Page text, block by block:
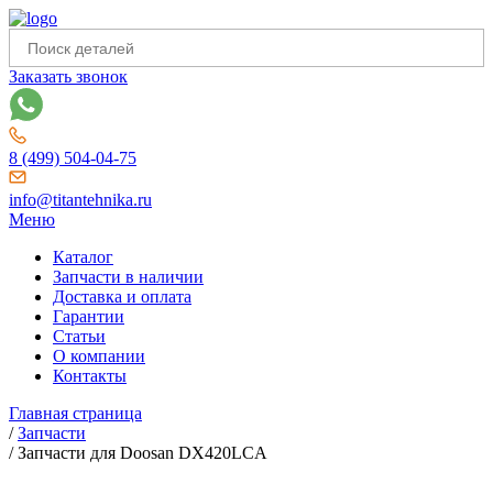
Заказать звонок
8 (499) 504-04-75
info@titantehnika.ru
Меню
Каталог
Запчасти в наличии
Доставка и оплата
Гарантии
Статьи
О компании
Контакты
Главная страница
/Запчасти
/Запчасти для Doosan DX420LCA